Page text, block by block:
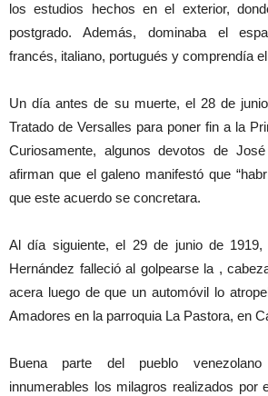
los estudios hechos en el exterior,
postgrado. Además, dominaba el
francés, italiano, portugués y comprendía
Un día antes de su muerte, el 28 de
Tratado de Versalles para poner fin a la
Curiosamente, algunos devotos de
afirman que el galeno manifestó que
que este acuerdo se concretara.
Al día siguiente, el 29 de junio de
Hernández falleció al golpearse la ,
acera luego de que un automóvil lo
Amadores en la parroquia La Pastora, en
Buena parte del pueblo
innumerables los milagros realizados por